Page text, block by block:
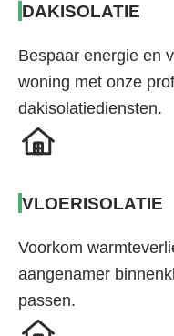
DAKISOLATIE
Bespaar energie en
woning met onze
dakisolatiediensten.
VLOERISOLATIE
Voorkom
aangenamer
passen.